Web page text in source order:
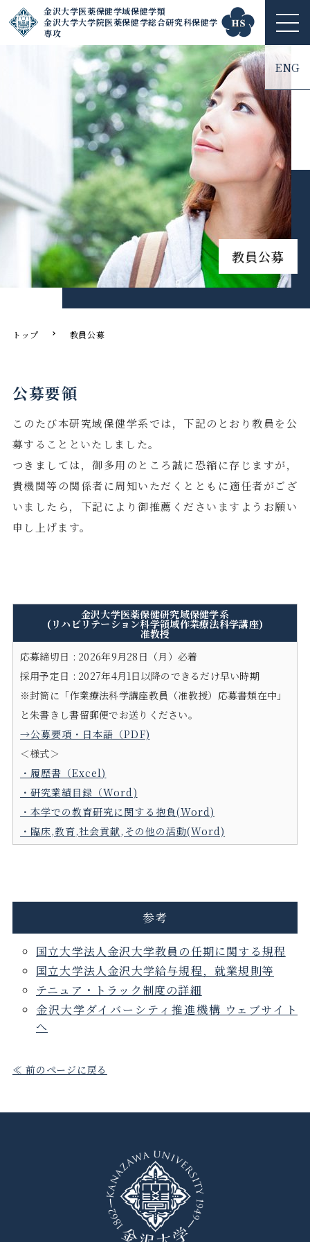
金沢大学医薬保健学域保健学類
金沢大学大学院医薬保健学総合研究科保健学
専攻
ME
NU
ENG
教員公募
トップ 教員公募
公募要領
このたび本研究域保健学系では，下記のとおり教員を公
募することといたしました。
つきましては，御多用のところ誠に恐縮に存じますが，
貴機関等の関係者に周知いただくとともに適任者がござ
いましたら，下記により御推薦くださいますようお願い
申し上げます。
金沢大学医薬保健研究域保健学系
(リハビリテーション科学領域作業療法科学講座)
准教授
応募締切日 : 2026年9月28日（月）必着
採用予定日 : 2027年4月1日以降のできるだけ早い時期
※封筒に「作業療法科学講座教員（准教授）応募書類在中」
と朱書きし書留郵便でお送りください。
→公募要項・日本語（PDF)
＜様式＞
・履歴書（Excel)
・研究業績目録（Word)
・本学での教育研究に関する抱負(Word)
・臨床,教育,社会貢献,その他の活動(Word)
参考
国立大学法人金沢大学教員の任期に関する規程
国立大学法人金沢大学給与規程，就業規則等
テニュア・トラック制度の詳細
金沢大学ダイバーシティ推進機構 ウェブサイト
へ
≪ 前のページに戻る